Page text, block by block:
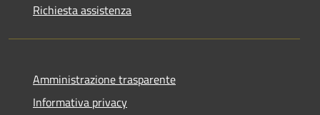
Richiesta assistenza
Amministrazione trasparente
Informativa privacy